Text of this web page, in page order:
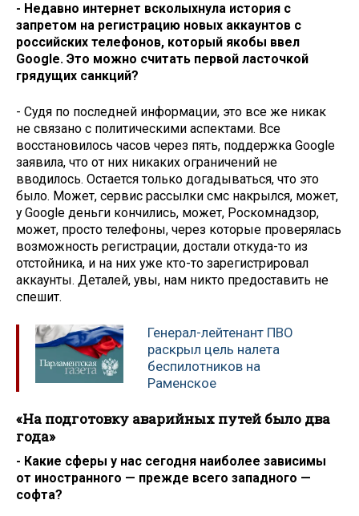
- Недавно интернет всколыхнула история с
запретом на регистрацию новых аккаунтов с
российских телефонов, который якобы ввел
Google. Это можно считать первой ласточкой
грядущих санкций?
- Судя по последней информации, это все же никак
не связано с политическими аспектами. Все
восстановилось часов через пять, поддержка Google
заявила, что от них никаких ограничений не
вводилось. Остается только догадываться, что это
было. Может, сервис рассылки смс накрылся, может,
у Google деньги кончились, может, Роскомнадзор,
может, просто телефоны, через которые проверялась
возможность регистрации, достали откуда-то из
отстойника, и на них уже кто-то зарегистрировал
аккаунты. Деталей, увы, нам никто предоставить не
спешит.
Генерал-лейтенант ПВО
раскрыл цель налета
беспилотников на
Раменское
«На подготовку аварийных путей было два
года»
- Какие сферы у нас сегодня наиболее зависимы
от иностранного — прежде всего западного —
софта?